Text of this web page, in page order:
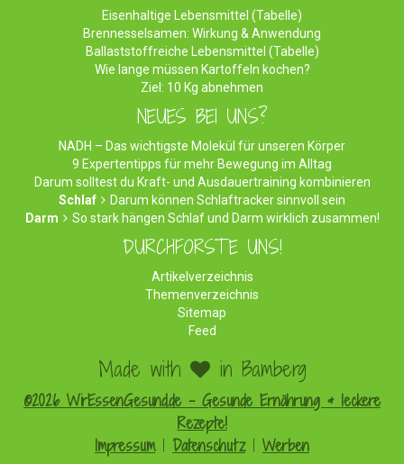
Eisenhaltige Lebensmittel (Tabelle)
Brennesselsamen: Wirkung & Anwendung
Ballaststoffreiche Lebensmittel (Tabelle)
Wie lange müssen Kartoffeln kochen?
Ziel: 10 Kg abnehmen
NEUES BEI UNS?
NADH – Das wichtigste Molekül für unseren Körper
9 Expertentipps für mehr Bewegung im Alltag
Darum solltest du Kraft- und Ausdauertraining kombinieren
Schlaf
Darum können Schlaftracker sinnvoll sein
Darm
So stark hängen Schlaf und Darm wirklich zusammen!
DURCHFORSTE UNS!
Artikelverzeichnis
Themenverzeichnis
Sitemap
Feed
Made with in Bamberg
©2026 WirEssenGesund.de - Gesunde Ernährung & leckere
Rezepte!
Impressum| Datenschutz| Werben